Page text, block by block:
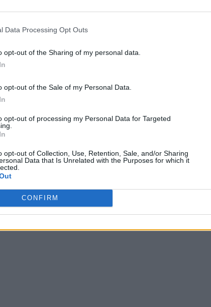
Data Processing Opt Outs
opt-out of the Sharing of my personal data.
opt-out of the Sale of my Personal Data.
opt-out of processing my Personal Data for Targeted
opt-out of Collection, Use, Retention, Sale, and/or Sharing
Data that Is Unrelated with the Purposes for which it
CONFIRM
Lasconi (52 de ani),s-a lansat în declarații
de la Digi 24.
României și intenția corectă de a-i readuce
Elena Lasconi vrea alungarea din conducerea
în guvernarea de 8 luni alături de PNL (2020-
Ghinea(la Proiecte și Fonduri Europene)!
celor doi și a altor membri ai Biroului Național al
„Băieți” – și „fete” – care au fost votați să fe acolo,
-